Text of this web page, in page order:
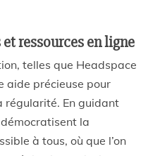
ressources en ligne
telles que Headspace
aide précieuse pour
régularité. En guidant
la
à tous, où que l’on